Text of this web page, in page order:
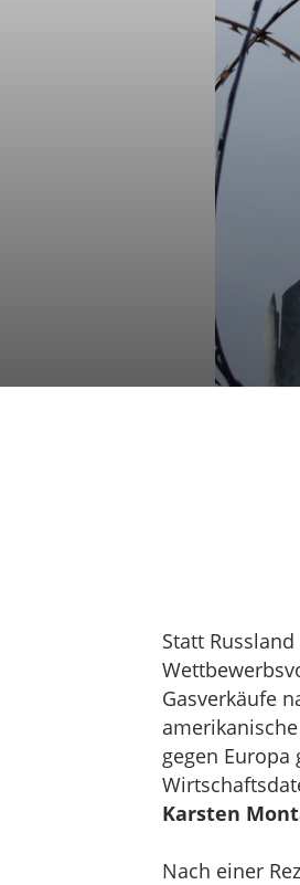
Statt
Gasverkäufe
gegen
Karsten
Nach einer